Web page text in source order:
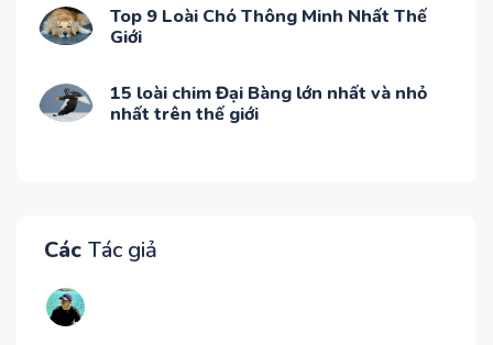
Top 9 Loài Chó Thông Minh Nhất Thế
Giới
15 loài chim Đại Bàng lớn nhất và nhỏ
nhất trên thế giới
Các Tác giả